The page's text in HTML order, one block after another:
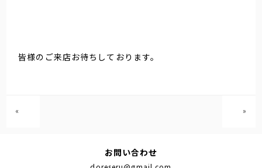
皆様のご来店お待ちしております。
« »
お問い合わせ